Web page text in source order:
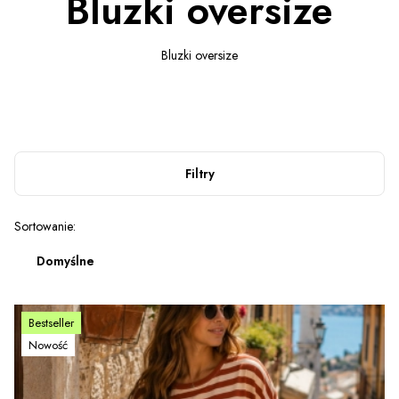
Bluzki oversize
Filtry
Lista produktów
Sortowanie:
Domyślne
Bestseller
Nowość